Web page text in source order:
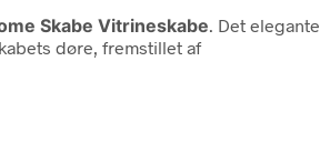
Skabe Vitrineskabe . Det elegante
døre, fremstillet af